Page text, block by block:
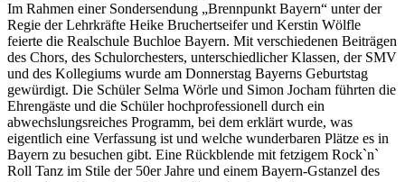
Im Rahmen einer Sondersendung „Brennpunkt Bayern“ unter der
Regie der Lehrkräfte Heike Bruchertseifer und Kerstin Wölfle
feierte die Realschule Buchloe Bayern. Mit verschiedenen Beiträgen
des Chors, des Schulorchesters, unterschiedlicher Klassen, der SMV
und des Kollegiums wurde am Donnerstag Bayerns Geburtstag
gewürdigt. Die Schüler Selma Wörle und Simon Jocham führten die
Ehrengäste und die Schüler hochprofessionell durch ein
abwechslungsreiches Programm, bei dem erklärt wurde, was
eigentlich eine Verfassung ist und welche wunderbaren Plätze es in
Bayern zu besuchen gibt. Eine Rückblende mit fetzigem Rock`n`
Roll Tanz im Stile der 50er Jahre und einem Bayern-Gstanzel des